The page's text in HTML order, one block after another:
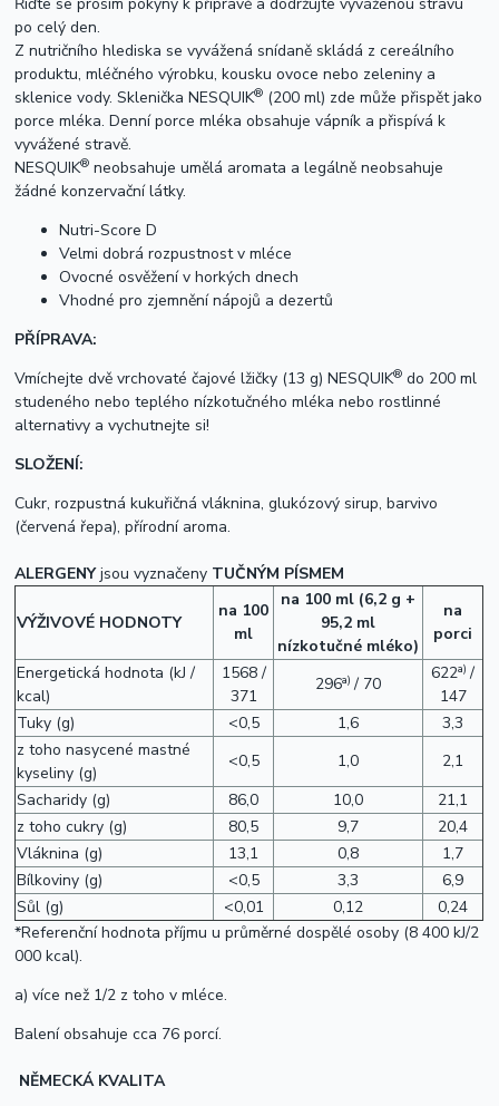
po celý den.
Z nutričního hlediska se vyvážená snídaně skládá z cereálního
produktu, mléčného výrobku, kousku ovoce nebo zeleniny a
sklenice vody. Sklenička NESQUIK® (200 ml) zde může přispět jako
porce mléka. Denní porce mléka obsahuje vápník a přispívá k
vyvážené stravě.
NESQUIK® neobsahuje umělá aromata a legálně neobsahuje
žádné konzervační látky.
Nutri-Score D
Velmi dobrá rozpustnost v mléce
Ovocné osvěžení v horkých dnech
Vhodné pro zjemnění nápojů a dezertů
PŘÍPRAVA:
Vmíchejte dvě vrchovaté čajové lžičky (13 g) NESQUIK® do 200 ml
studeného nebo teplého nízkotučného mléka nebo rostlinné
alternativy a vychutnejte si!
SLOŽENÍ:
Cukr, rozpustná kukuřičná vláknina, glukózový sirup, barvivo
(červená řepa), přírodní aroma.
ALERGENYjsou vyznačeny TUČNÝM PÍSMEM
VÝŽIVOVÉ HODNOTY
na 100
ml
na 100 ml (6,2 g +
95,2 ml
nízkotučné mléko)
na
porci
Energetická hodnota (kJ /
kcal)
1568 /
371
296a) / 70
622a) /
147
Tuky (g)
<0,5 1,6
3,3
z toho nasycené mastné
kyseliny (g)
<0,5 1,0
2,1
Sacharidy (g)
86,0 10,0
21,1
z toho cukry (g)
80,5 9,7
20,4
Vláknina (g)
13,1 0,8
1,7
Bílkoviny (g)
<0,5 3,3
6,9
Sůl (g)
<0,01 0,12
0,24
*Referenční hodnota příjmu u průměrné dospělé osoby (8 400 kJ/2
000 kcal).
a) více než 1/2 z toho v mléce.
Balení obsahuje cca 76 porcí.
NĚMECKÁ KVALITA